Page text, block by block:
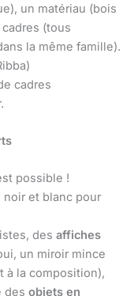
un matériau (bois
(tous
la même famille).
cadres
possible !
noir et blanc pour
des affiches
un miroir mince
à la composition),
des objets en